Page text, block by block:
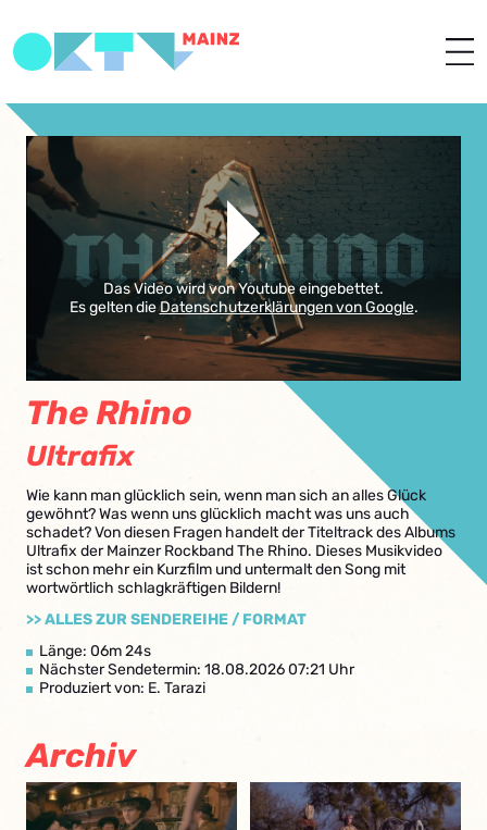
Das Video wird von Youtube eingebettet.
Es gelten dieDatenschutzerklärungen von Google.
The Rhino
Ultrafix
Wie kann man glücklich sein, wenn man sich an alles Glück
gewöhnt? Was wenn uns glücklich macht was uns auch
schadet? Von diesen Fragen handelt der Titeltrack des Albums
Ultrafix der Mainzer Rockband The Rhino. Dieses Musikvideo
ist schon mehr ein Kurzfilm und untermalt den Song mit
wortwörtlich schlagkräftigen Bildern!
>> ALLES ZUR SENDEREIHE / FORMAT
Länge: 06m 24s
Nächster Sendetermin: 18.08.2026 07:21 Uhr
Produziert von: E. Tarazi
Archiv